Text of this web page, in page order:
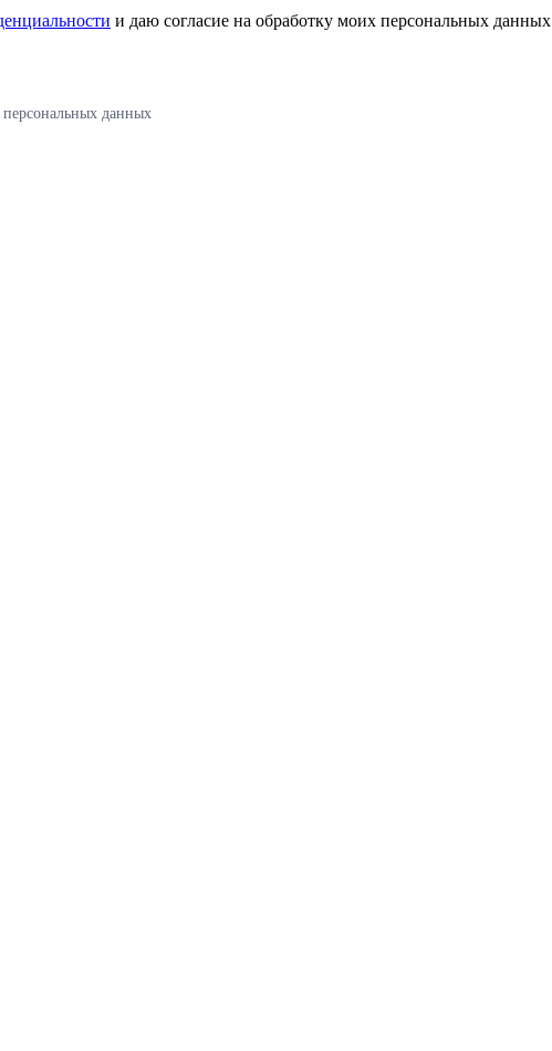
и даю согласие на обработку моих персональных данных
данных